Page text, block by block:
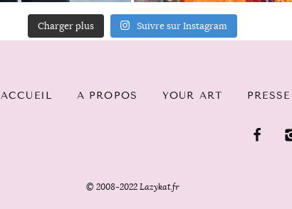
Charger plus Suivre sur Instagram
ACCUEIL A PROPOS YOUR ART PRESSE
© 2008-2022 Lazykat.fr